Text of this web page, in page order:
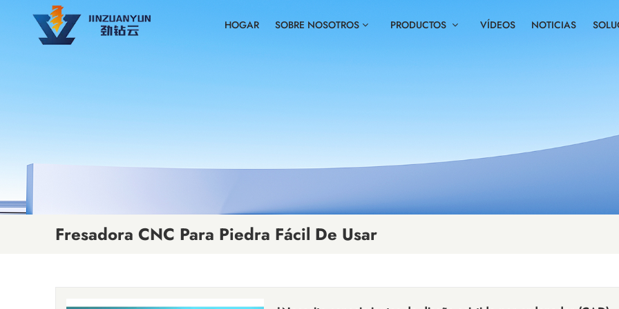
HOGAR SOBRE NOSOTROS PRODUCTOS VÍDEOS NOTICIAS
Fresadora CNC Para Piedra Fácil De Usar